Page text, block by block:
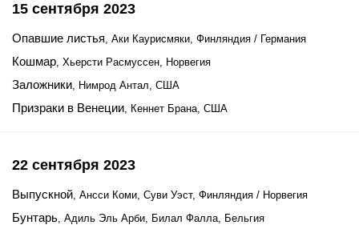
15 сентября 2023
Опавшие листья, Аки Каурисмяки, Финляндия / Германия
Кошмар, Хьерсти Расмуссен, Норвегия
Заложники, Нимрод Антал, США
Призраки в Венеции, Кеннет Брана, США
22 сентября 2023
Выпускной, Ансси Коми, Суви Уэст, Финляндия / Норвегия
Бунтарь, Адиль Эль Арби, Билал Фалла, Бельгия